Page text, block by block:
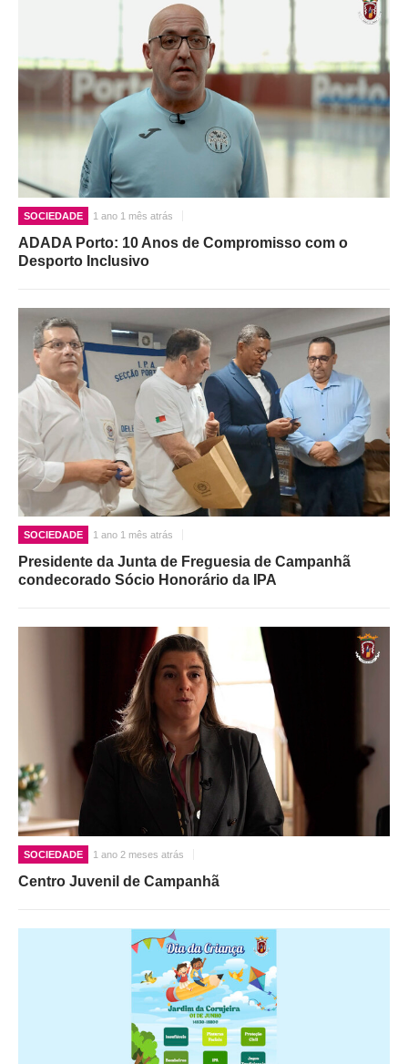
SOCIEDADE 1 ano 1 mês atrás
ADADA Porto: 10 Anos de Compromisso com o
Desporto Inclusivo
SOCIEDADE 1 ano 1 mês atrás
Presidente da Junta de Freguesia de Campanhã
condecorado Sócio Honorário da IPA
SOCIEDADE 1 ano 2 meses atrás
Centro Juvenil de Campanhã